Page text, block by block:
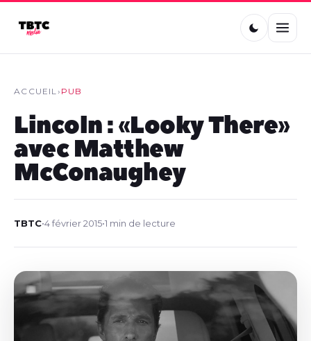
ACCUEIL› PUB
Lincoln : « Looky There »
avec Matthew
McConaughey
TBTC•4 février 2015•1 min de lecture